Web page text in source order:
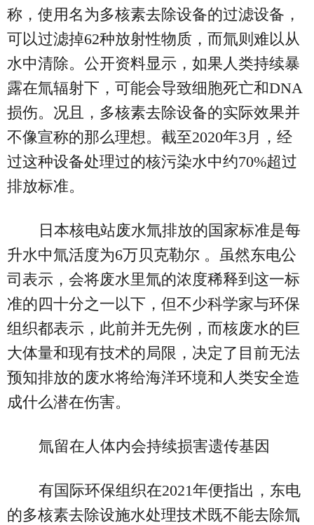
称，使用名为多核素去除设备的过滤设备，
可以过滤掉62种放射性物质，而氚则难以从
水中清除。公开资料显示，如果人类持续暴
露在氚辐射下，可能会导致细胞死亡和DNA
损伤。况且，多核素去除设备的实际效果并
不像宣称的那么理想。截至2020年3月，经
过这种设备处理过的核污染水中约70%超过
排放标准。
日本核电站废水氚排放的国家标准是每
升水中氚活度为6万贝克勒尔 。虽然东电公
司表示，会将废水里氚的浓度稀释到这一标
准的四十分之一以下，但不少科学家与环保
组织都表示，此前并无先例，而核废水的巨
大体量和现有技术的局限，决定了目前无法
预知排放的废水将给海洋环境和人类安全造
成什么潜在伤害。
氚留在人体内会持续损害遗传基因
有国际环保组织在2021年便指出，东电
的多核素去除设施水处理技术既不能去除氚